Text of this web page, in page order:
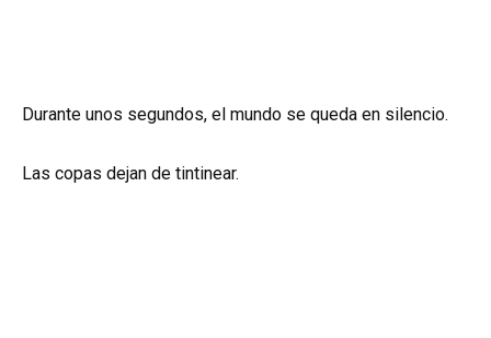
Durante unos segundos, el mundo se queda en silencio.
Las copas dejan de tintinear.